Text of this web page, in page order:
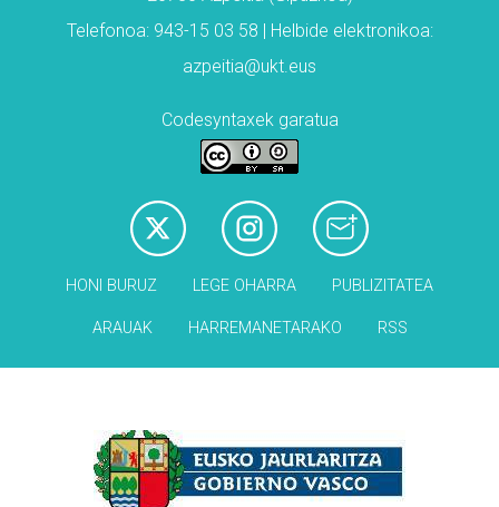
Telefonoa: 943-15 03 58 | Helbide elektronikoa:
azpeitia@ukt.eus
Codesyntaxek garatua
HONI BURUZ LEGE OHARRA PUBLIZITATEA
ARAUAK HARREMANETARAKO RSS